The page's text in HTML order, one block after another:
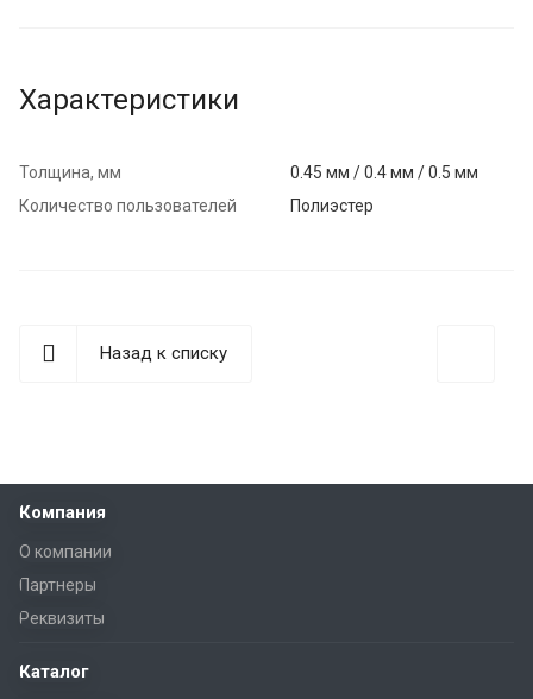
Характеристики
Толщина, мм
0.45 мм / 0.4 мм / 0.5 мм
Количество пользователей
Полиэстер
Назад к списку
Компания
О компании
Партнеры
Реквизиты
Каталог